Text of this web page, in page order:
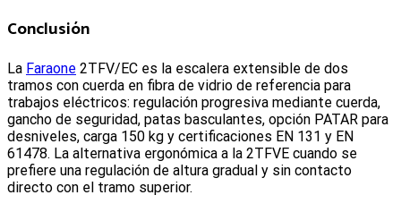
Conclusión
La Faraone 2TFV/EC es la escalera extensible de dos
tramos con cuerda en fibra de vidrio de referencia para
trabajos eléctricos: regulación progresiva mediante cuerda,
gancho de seguridad, patas basculantes, opción PATAR para
desniveles, carga 150 kg y certificaciones EN 131 y EN
61478. La alternativa ergonómica a la 2TFVE cuando se
prefiere una regulación de altura gradual y sin contacto
directo con el tramo superior.